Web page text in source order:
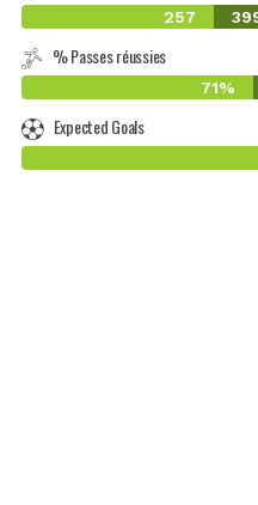
257
% Passes réussies
71%
Expected Goals